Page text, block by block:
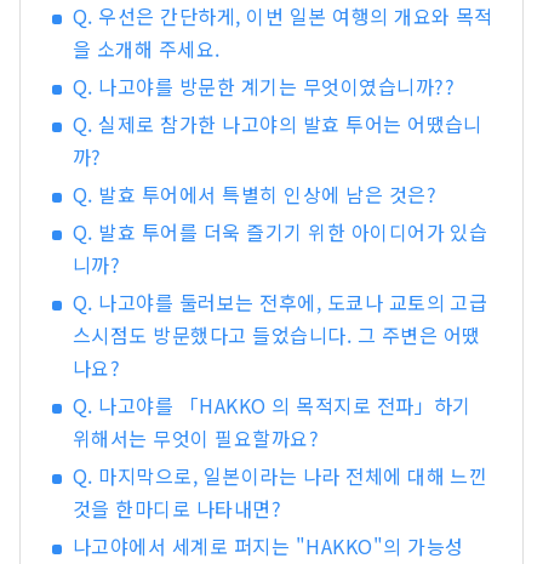
연환경과 기후는 독특한 발효 식품 문화를 발전시
켜 왔습니다. 이세만 미카와만 둘러싸인 치타반도
번성해 온 아름다운 지역입니다. 도쿠가와 이에야
스의 출생지인 니시미카와는 '하초 된장'과 '백간
다.
Q. 우선은 간단하게, 이번 일본 여행의 개요와 목적
을 소개해 주세요.
Q. 나고야를 방문한 계기는 무엇이였습니까??
Q. 실제로 참가한 나고야의 발효 투어는 어땠습니
까?
Q. 발효 투어에서 특별히 인상에 남은 것은?
Q. 발효 투어를 더욱 즐기기 위한 아이디어가 있습
니까?
Q. 나고야를 둘러보는 전후에, 도쿄나 교토의 고급
스시점도 방문했다고 들었습니다. 그 주변은 어땠
나요?
Q. 나고야를 「HAKKO 의 목적지로 전파」하기
위해서는 무엇이 필요할까요?
Q. 마지막으로, 일본이라는 나라 전체에 대해 느낀
것을 한마디로 나타내면?
나고야에서 세계로 퍼지는 "HAKKO"의 가능성